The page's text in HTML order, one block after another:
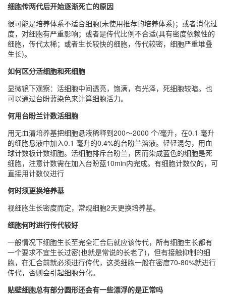
细胞传两代后开始逐渐死亡的原因
很可能是培养体系不适合细胞(未使用推荐的培养体系)；或者消化过
度，对细胞有严重影响；或者是传代比例不合适(具有密度依赖性的
细胞，传代太稀；或者生长较快的细胞，传代较密，细胞严重堆叠
生长)。
如何区分活细胞和死细胞
显微镜下观察：活细胞中间透亮，饱满，有光泽，死细胞较暗。也
可以通过台盼蓝染色来计算细胞活力。
何用台盼兰计数活细胞
用无血清培养基把细胞悬液稀释到200～2000 个/毫升，在0.1 毫升
的细胞悬液中加入0.1 毫升的0.4%的台盼兰溶液。轻轻混匀，用血
球计数板计数细胞。活细胞排斥台盼兰，因而染成蓝色的细胞是死
细胞，注意计数需在加入台盼蓝10min内完成。有细胞计数仪的，可
直接用计数仪进行
何时须更换培养基
视细胞生长密度而定，常规细胞2天更换培养基。
细胞何时进行传代较好
一般情况下细胞生长至完全汇合后就应该传代，所有细胞生长都有
一个要求不宜生长过密(也就是常说的长老了)，但有接触抑制的细
胞，在汇合前就必须进行传代，这类细胞一般在密度70-80%就进行
传代，否则会引起细胞分化。
贴壁细胞总有部分圆形还会有一些漂浮的是正常吗